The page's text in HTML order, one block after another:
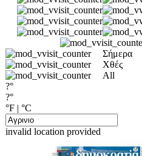
Σήμερα
Χθές
All
?°
?°
°F | °C
invalid location provided